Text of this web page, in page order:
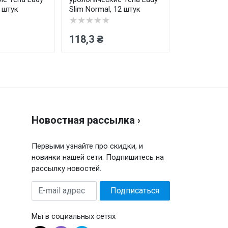
штук
Slim Normal, 12 штук
★★★★★
118,3 ₴
Новостная рассылка ›
Первыми узнайте про скидки, и
новинки нашей сети. Подпишитесь на
рассылку новостей.
E-
mail
адрес
Подписаться
Мы в социальных сетях